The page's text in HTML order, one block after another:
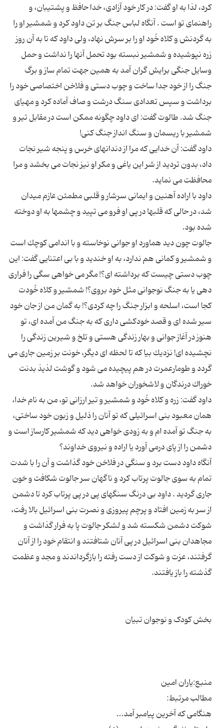
كرد، لذا به او گفت: در كار خود آزادی، خدا حافظ و پشتیبان، و
راهنمای تو است . آنگاه لباس جنگ بر تن داود كرد و شمشیر او را
به گردنش و كلاه خُود او را بر سرش نهاد، ولی داود كه تا به آن روز
زره نپوشیده و شمشیر نبسته بود تحمل آنها را نداشت و حمل
وسایل جنگی برایش گران آمد به همین جهت تمام ساز و برگ
جنگ را از خود جدا ساخت و چوب دستی و فلاخن اختصاصی خود را
برداشت و سپس تعدادی سنگ درشت و صاف آماده كرد و مهیای
جنگ شد. طالوت گفت: ای داود چگونه ممكن است در مقابل تیر و
داود گفت: آن خدایی كه مرا از دندانهای خرس و پنجه شیر نجات
داد، بدون تردید از شر این یاغی و مكر او نیز نجات می بخشد و مرا
داود با اراده آهنین و ایمانی سرشار و قلبی مطمئن عازم میدان
شد، در حالی كه قلبها در پی او فرو می تپید و چشمها به او دوخته
جالوت چون دید هماورد او جوانی نوخاسته و با اندامی كوچك است
و شمشیر و كمانی هم ندارد، به او خندید و با بی اعتنایی گفت: این
چوب دستی چیست كه برداشته ای؟! مگر می خواهی سگی را فراری
دهی یا به جنگ نوجوانی مثل خود بروی؟! شمشیر و كلاه خُودت
كجا است، اسلحه و ابزار جنگ را چه كردی؟! به گمان من از جان خود
سیر شده ای و قصد خودكشی داری كه به جنگ من آمده ای، تو
هنوز در آغاز جوانی و بهار زندگی هستی و تلخ و شیرین زندگی را
نچشیده ای! نزدیك بیا كه تا لحظه ای دیگر، خونت بر زمین جاری می
گردد و طومارعمرت در هم پیچیده می شود و گوشت لذیذ بدنت
داود گفت: زره و كلاه خُود و شمشیر و تیر ارزانی تو، من به نام خدا،
همان معبود بنی اسرائیلی كه تو آنان را ذلیل و زبون خود ساختی،
به جنگ تو آمده ام و به زودی خواهی دید كه شمشیر كارساز است و
آنگاه داود دست برد و سنگی در فلاخن خود گذاشت و آن را با شدت
تمام به سوی جالوت پرتاب كرد و ناگهان سر جالوت شكافت و خون
جاری گردید . داود بی درنگ سنگهای پی در پی پرتاب كرد تا دشمن
از سر به زمین افتاد و پرچم پیروزی و نصرت بنی اسرائیل بالا رفت،
شوكت دشمن شكسته شد و لشكر جالوت پا به فرار گذاشت و
مجاهدان بنی اسرائیل در پی آنان شتافتند و انتقام خود را از آنان
گرفتند، عزت و شوكت از دست رفته را بازگرداندند و مجد و عظمت